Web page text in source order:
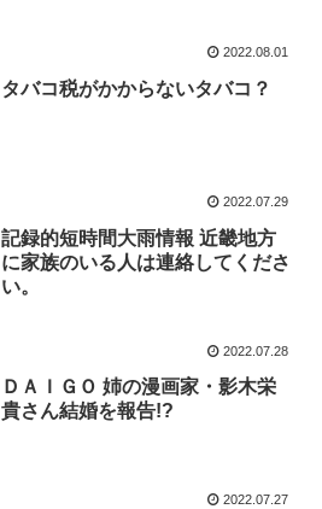
2022.08.01
タバコ税がかからないタバコ？
2022.07.29
記録的短時間大雨情報 近畿地方
に家族のいる人は連絡してくださ
い。
2022.07.28
ＤＡＩＧＯ 姉の漫画家・影木栄
貴さん結婚を報告!?
2022.07.27